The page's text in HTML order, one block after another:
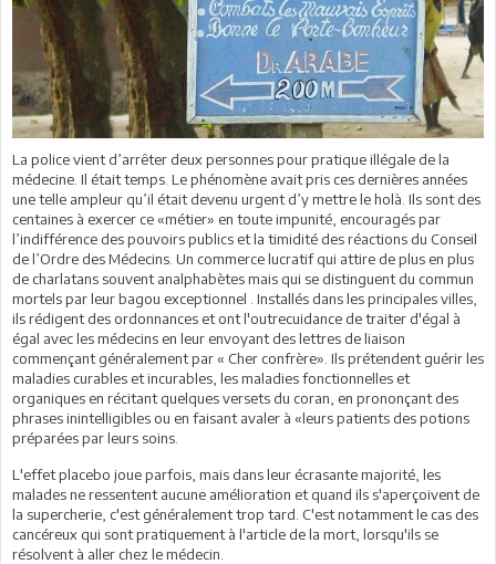
La police vient d’arrêter deux personnes pour pratique illégale de la
médecine. Il était temps. Le phénomène avait pris ces dernières années
une telle ampleur qu’il était devenu urgent d’y mettre le holà. Ils sont des
centaines à exercer ce «métier» en toute impunité, encouragés par
l’indifférence des pouvoirs publics et la timidité des réactions du Conseil
de l’Ordre des Médecins. Un commerce lucratif qui attire de plus en plus
de charlatans souvent analphabètes mais qui se distinguent du commun
mortels par leur bagou exceptionnel . Installés dans les principales villes,
ils rédigent des ordonnances et ont l'outrecuidance de traiter d'égal à
égal avec les médecins en leur envoyant des lettres de liaison
commençant généralement par « Cher confrère». Ils prétendent guérir les
maladies curables et incurables, les maladies fonctionnelles et
organiques en récitant quelques versets du coran, en prononçant des
phrases inintelligibles ou en faisant avaler à «leurs patients des potions
préparées par leurs soins.
L'effet placebo joue parfois, mais dans leur écrasante majorité, les
malades ne ressentent aucune amélioration et quand ils s'aperçoivent de
la supercherie, c'est généralement trop tard. C'est notamment le cas des
cancéreux qui sont pratiquement à l'article de la mort, lorsqu'ils se
résolvent à aller chez le médecin.